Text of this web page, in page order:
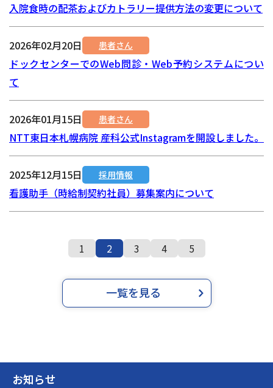
お知らせ
入院食時の配茶およびカトラリー提供方法の変更について
2026年02月20日 患者さん
ドックセンターでのWeb問診・Web予約システムについ
て
2026年01月15日 患者さん
NTT東日本札幌病院 産科公式Instagramを開設しました。
2025年12月15日 採用情報
看護助手（時給制契約社員）募集案内について
1 2 3 4 5
一覧を見る